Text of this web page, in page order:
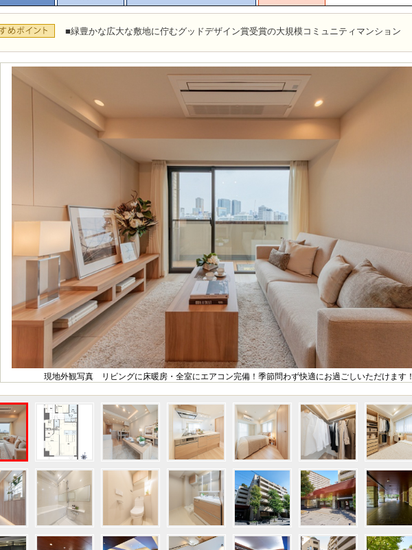
■緑豊かな広大な敷地に佇むグッドデザイン賞受賞の大規模コミュニティマンション
現地外観写真 リビングに床暖房・全室にエアコン完備！季節問わず快適にお過ごしいただけます！